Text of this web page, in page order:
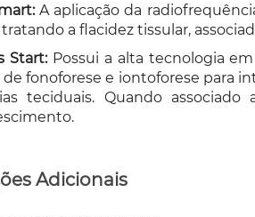
A aplicação da
a flacidez tissular,
Start:Possui a alta tecnologia
fonoforese e iontoforese para
teciduais. Quando
Adicionais